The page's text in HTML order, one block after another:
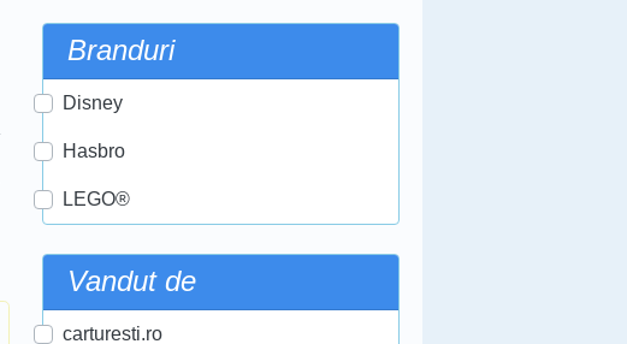
Branduri
Disney
Hasbro
LEGO®
Vandut de
carturesti.ro